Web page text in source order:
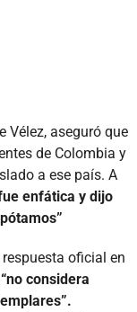
Vélez, aseguró que
de Colombia y
a ese país. A
enfática y dijo
oficial en
considera